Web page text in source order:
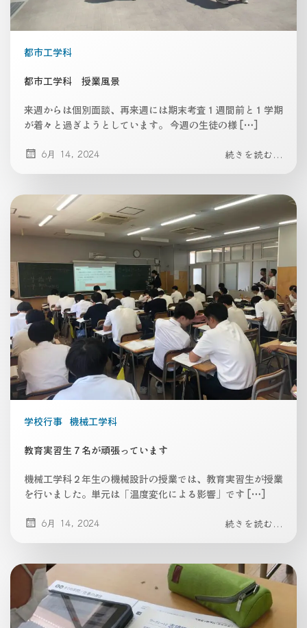
都市工学科
都市工学科 授業風景
来週からは個別面談、再来週には期末考査１週間前と１学期
が着々と過ぎようとしています。 今週の生徒の様 […]
6月 14, 2024 続きを読む...
学校行事 機械工学科
教育実習生７名が頑張っています
機械工学科２年生の機械設計の授業では、教育実習生が授業
を行いました。単元は「温度変化による影響」です […]
6月 14, 2024 続きを読む...